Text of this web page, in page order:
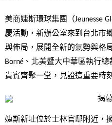
美商婕斯環球集團（Jeunesse
慶活動，新辦公室來到台北市
與佈局，展開全新的氣勢與格
Borné、北美暨大中華區執行總
貴賓齊聚一堂，見證這重要時
婕斯新址位於士林官邸附近，